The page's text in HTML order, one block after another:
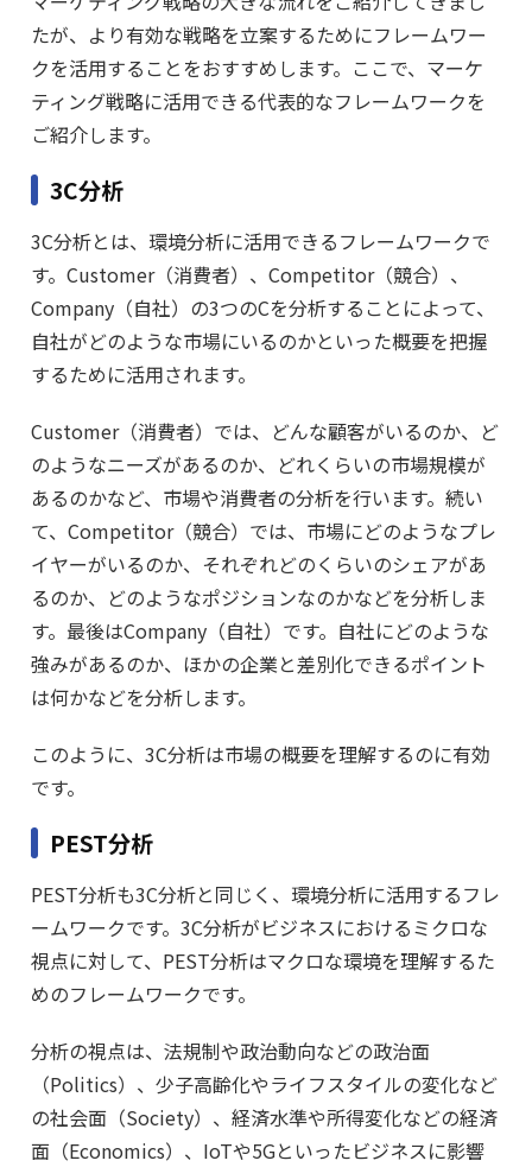
たが、より有効な戦略を立案するためにフレームワー
クを活用することをおすすめします。ここで、マーケ
ティング戦略に活用できる代表的なフレームワークを
ご紹介します。
3C分析
3C分析とは、環境分析に活用できるフレームワークで
す。Customer（消費者）、Competitor（競合）、
Company（自社）の3つのCを分析することによって、
自社がどのような市場にいるのかといった概要を把握
するために活用されます。
Customer（消費者）では、どんな顧客がいるのか、ど
のようなニーズがあるのか、どれくらいの市場規模が
あるのかなど、市場や消費者の分析を行います。続い
て、Competitor（競合）では、市場にどのようなプレ
イヤーがいるのか、それぞれどのくらいのシェアがあ
るのか、どのようなポジションなのかなどを分析しま
す。最後はCompany（自社）です。自社にどのような
強みがあるのか、ほかの企業と差別化できるポイント
は何かなどを分析します。
このように、3C分析は市場の概要を理解するのに有効
です。
PEST分析
PEST分析も3C分析と同じく、環境分析に活用するフレ
ームワークです。3C分析がビジネスにおけるミクロな
視点に対して、PEST分析はマクロな環境を理解するた
めのフレームワークです。
分析の視点は、法規制や政治動向などの政治面
（Politics）、少子高齢化やライフスタイルの変化など
の社会面（Society）、経済水準や所得変化などの経済
面（Economics）、IoTや5Gといったビジネスに影響